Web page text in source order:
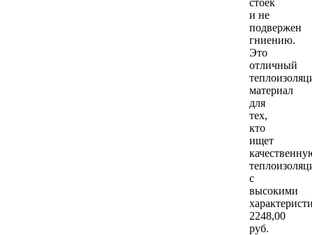
и не
подвержен
гниению.
Это
отличный
материал
для
тех,
кто
ищет
с
высокими
2248,00
руб.